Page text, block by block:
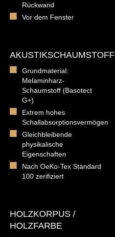
Rückwand
Vor dem Fenster
AKUSTIKSCHAUMSTOFF
Grundmaterial:
Melaminharz-
Schaumstoff (Basotect
G+)
Extrem hohes
Schallabsorptionsvermögen
Gleichbleibende
physikalische
Eigenschaften
Nach OeKo-Tex Standard
100 zerifiziert
HOLZKORPUS /
HOLZFARBE